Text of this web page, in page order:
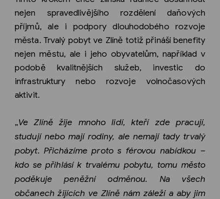
nejen spravedlivějšího rozdělení daňových
příjmů, ale i podpory dlouhodobého rozvoje
města. Trvalý pobyt ve Zlíně totiž přináší benefity
nejen městu, ale i jeho obyvatelům, například v
podobě kvalitnějších služeb, investic do
infrastruktury nebo rozvoje volnočasových
aktivit.
„Ve Zlíně žije mnoho lidí, kteří zde pracují,
studují nebo mají rodiny, ale nemají tady trvalý
pobyt. Přicházíme proto s férovou nabídkou –
kdo se přihlásí k trvalému pobytu, tomu město
poděkuje peněžní odměnou. Na všech
občanech žijících ve Zlíně nám záleží a aby jim